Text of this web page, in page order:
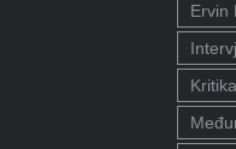
Ervin